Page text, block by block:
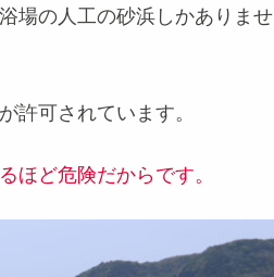
場の人工の砂浜しかありませ
許可されています。
ほど危険だからです。